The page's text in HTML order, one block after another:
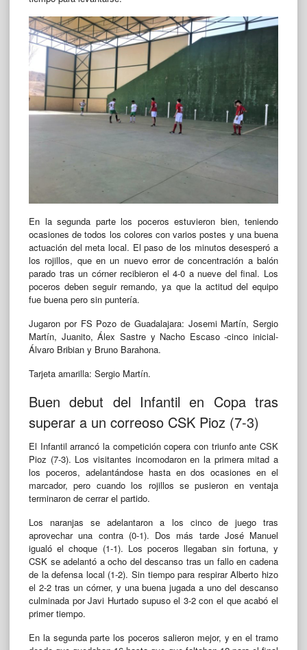
En la segunda parte los poceros estuvieron bien, teniendo
ocasiones de todos los colores con varios postes y una buena
actuación del meta local. El paso de los minutos desesperó a
los rojillos, que en un nuevo error de concentración a balón
parado tras un córner recibieron el 4-0 a nueve del final. Los
poceros deben seguir remando, ya que la actitud del equipo
fue buena pero sin puntería.
Jugaron por FS Pozo de Guadalajara: Josemi Martín, Sergio
Martín, Juanito, Álex Sastre y Nacho Escaso -cinco inicial-
Álvaro Bribian y Bruno Barahona.
Tarjeta amarilla: Sergio Martín.
Buen debut del Infantil en Copa tras
superar a un correoso CSK Pioz (7-3)
El Infantil arrancó la competición copera con triunfo ante CSK
Pioz (7-3). Los visitantes incomodaron en la primera mitad a
los poceros, adelantándose hasta en dos ocasiones en el
marcador, pero cuando los rojillos se pusieron en ventaja
terminaron de cerrar el partido.
Los naranjas se adelantaron a los cinco de juego tras
aprovechar una contra (0-1). Dos más tarde José Manuel
igualó el choque (1-1). Los poceros llegaban sin fortuna, y
CSK se adelantó a ocho del descanso tras un fallo en cadena
de la defensa local (1-2). Sin tiempo para respirar Alberto hizo
el 2-2 tras un córner, y una buena jugada a uno del descanso
culminada por Javi Hurtado supuso el 3-2 con el que acabó el
primer tiempo.
En la segunda parte los poceros salieron mejor, y en el tramo